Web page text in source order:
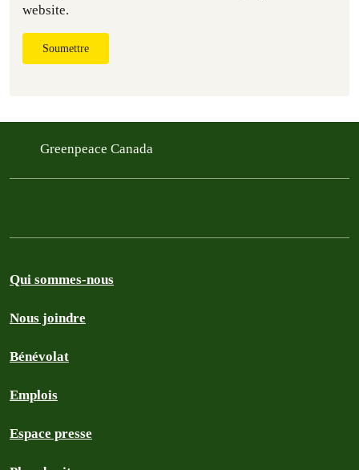
website.
Soumettre
Greenpeace Canada
Qui sommes-nous
Nous joindre
Bénévolat
Emplois
Espace presse